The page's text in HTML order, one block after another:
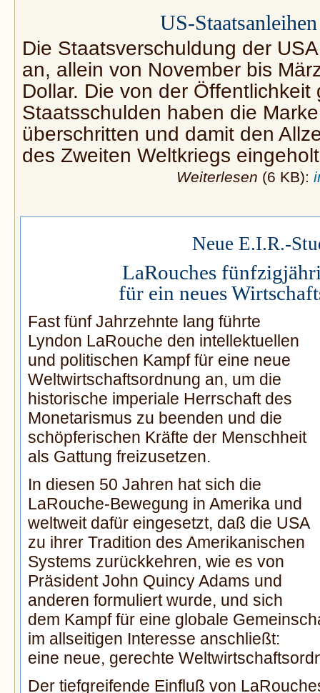
US-
Die Staatsverschuldung der
an, allein von November bis
Dollar. Die von der Öffentlichkeit
Staatsschulden haben die
überschritten und damit den
des Zweiten Weltkriegs
Weiterlesen (6 KB):
Neue E.I.R.-
LaRouches
für ein neues
Fast fünf Jahrzehnte lang führte
Lyndon LaRouche den intellektuellen
und politischen Kampf für eine neue
Weltwirtschaftsordnung an, um die
historische imperiale Herrschaft des
Monetarismus zu beenden und die
schöpferischen Kräfte der Menschheit
als Gattung freizusetzen.
In diesen 50 Jahren hat sich die
LaRouche-Bewegung in Amerika und
weltweit dafür eingesetzt, daß die USA
zu ihrer Tradition des Amerikanischen
Systems zurückkehren, wie es von
Präsident John Quincy Adams und
anderen formuliert wurde, und sich
dem Kampf für eine globale
im allseitigen Interesse anschließt:
eine neue, gerechte
Der tiefgreifende Einfluß von